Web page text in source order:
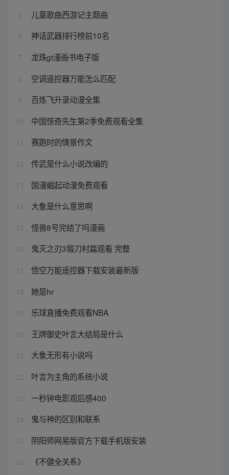
5 儿童歌曲西游记主题曲
6 神话武器排行榜前10名
7 龙珠gt漫画书电子版
8 空调遥控器万能怎么匹配
9 百炼飞升录动漫全集
10 中国惊奇先生第2季免费观看全集
赛跑时的情景作文
12 传武是什么小说改编的
13 国漫崛起动漫免费观看
14 大象是什么意思啊
15 怪兽8号完结了吗漫画
16 鬼灭之刃3锻刀村篇观看 完整
17 悟空万能遥控器下载安装最新版
18 她是hr
19 乐球直播免费观看NBA
20 王牌御史叶言大结局是什么
21 大象无形有小说吗
22 叶言为主角的系统小说
23 一秒钟电影观后感400
24 鬼与神的区别和联系
25 阴阳师网易版官方下载手机版安装
26 《不健全关系》